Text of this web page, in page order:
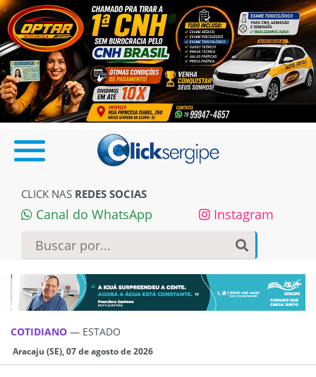
CLICK NAS REDES SOCIAS
Canal do WhatsApp Instagram
COTIDIANO — ESTADO
Aracaju (SE), 07 de agosto de 2026